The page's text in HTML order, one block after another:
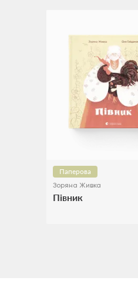
Паперова
Зоряна Живка
Півник